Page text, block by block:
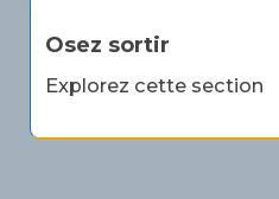
Osez sortir
Explorez cette section